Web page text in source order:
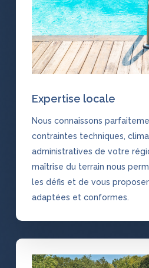
Expertise locale
Nous connaissons
contraintes techniques,
administratives de votre
maîtrise du terrain nous
les défis et de vous
adaptées et conformes.